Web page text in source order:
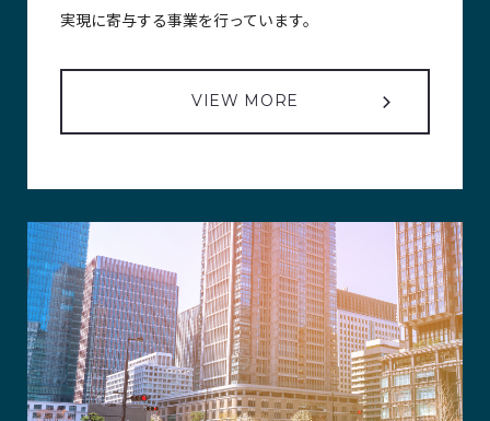
実現に寄与する事業を行っています。
VIEW MORE